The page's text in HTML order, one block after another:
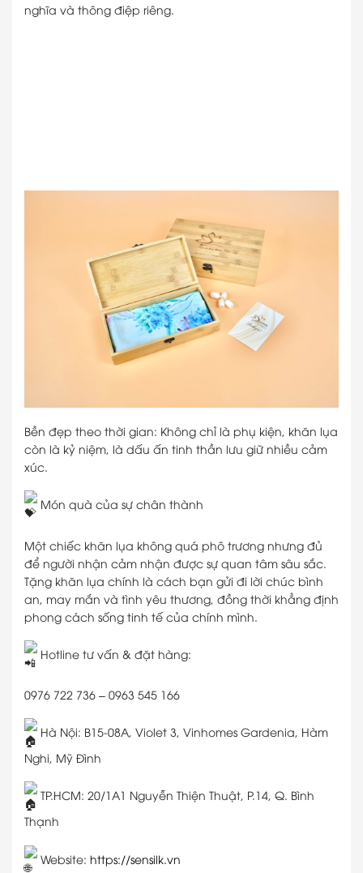
nghĩa và thông điệp riêng.
Bền đẹp theo thời gian: Không chỉ là phụ kiện, khăn lụa
còn là kỷ niệm, là dấu ấn tinh thần lưu giữ nhiều cảm
xúc.
Món quà của sự chân thành
Một chiếc khăn lụa không quá phô trương nhưng đủ
để người nhận cảm nhận được sự quan tâm sâu sắc.
Tặng khăn lụa chính là cách bạn gửi đi lời chúc bình
an, may mắn và tình yêu thương, đồng thời khẳng định
phong cách sống tinh tế của chính mình.
Hotline tư vấn & đặt hàng:
0976 722 736 – 0963 545 166
Hà Nội: B15-08A, Violet 3, Vinhomes Gardenia, Hàm
Nghi, Mỹ Đình
TP.HCM: 20/1A1 Nguyễn Thiện Thuật, P.14, Q. Bình
Thạnh
Website: https://sensilk.vn